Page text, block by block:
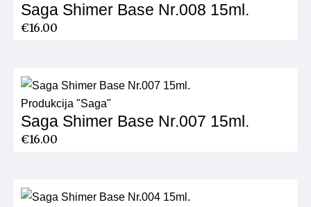
Saga Shimer Base Nr.008 15ml.
€16.00
Produkcija "Saga"
Saga Shimer Base Nr.007 15ml.
€16.00